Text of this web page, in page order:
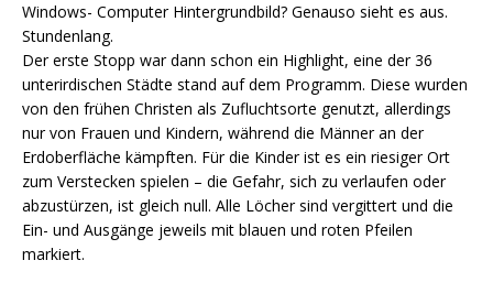
Windows- Computer Hintergrundbild? Genauso sieht es aus.
Stundenlang.
Der erste Stopp war dann schon ein Highlight, eine der 36
unterirdischen Städte stand auf dem Programm. Diese wurden
von den frühen Christen als Zufluchtsorte genutzt, allerdings
nur von Frauen und Kindern, während die Männer an der
Erdoberfläche kämpften. Für die Kinder ist es ein riesiger Ort
zum Verstecken spielen – die Gefahr, sich zu verlaufen oder
abzustürzen, ist gleich null. Alle Löcher sind vergittert und die
Ein- und Ausgänge jeweils mit blauen und roten Pfeilen
markiert.